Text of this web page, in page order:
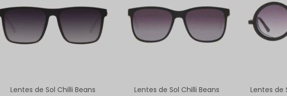
Lentes de Sol Chilli Beans
Lentes de Sol Chilli Beans
Lentes de